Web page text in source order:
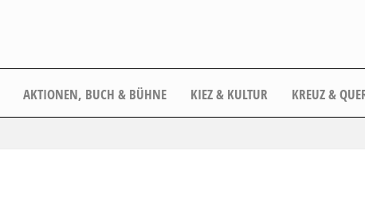
AKTIONEN, BUCH & BÜHNE KIEZ & KULTUR KREUZ &